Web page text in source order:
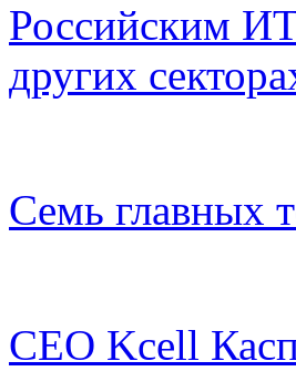
Российским
других
Семь главных
CEO Kсell